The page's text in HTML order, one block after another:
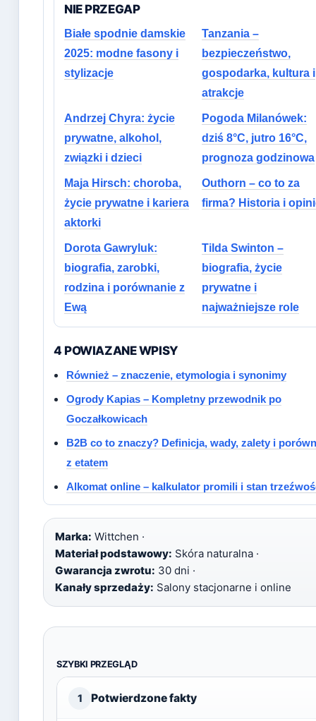
NIE PRZEGAP
Białe spodnie damskie
2025: modne fasony i
stylizacje
Tanzania –
bezpieczeństwo,
gospodarka, kultura i
atrakcje
Andrzej Chyra: życie
prywatne, alkohol,
związki i dzieci
Pogoda Milanówek:
dziś 8°C, jutro 16°C,
prognoza godzinowa
Maja Hirsch: choroba,
życie prywatne i kariera
aktorki
Outhorn – co to za
firma? Historia i
Dorota Gawryluk:
biografia, zarobki,
rodzina i porównanie z
Ewą
Tilda Swinton –
biografia, życie
prywatne i
najważniejsze role
4 POWIAZANE WPISY
Również – znaczenie, etymologia i synonimy
Ogrody Kapias – Kompletny przewodnik po
Goczałkowicach
B2B co to znaczy? Definicja, wady, zalety i
z etatem
Alkomat online – kalkulator promili i stan
Marka: Wittchen ·
Materiał podstawowy: Skóra naturalna ·
Gwarancja zwrotu: 30 dni ·
Kanały sprzedaży: Salony stacjonarne i online
SZYBKI PRZEGLĄD
1 Potwierdzone fakty